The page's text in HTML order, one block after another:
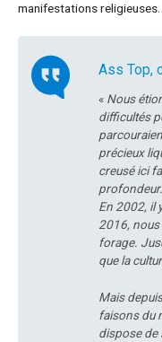
manifestations religieuses.
Ass Top,
« Nous
difficultés
précieux
creusé ici
En 2002, il
2016,
forage.
que la
Mais
faisons du
dispose de